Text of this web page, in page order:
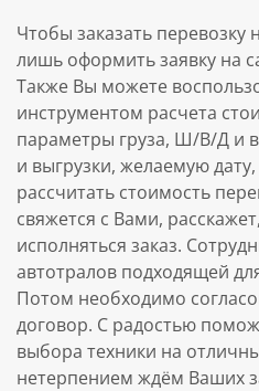
Чтобы заказать перевозку
лишь оформить заявку на
Также Вы можете
инструментом расчета
параметры груза, Ш/В/Д и
и выгрузки, желаемую
рассчитать стоимость
свяжется с Вами,
исполняться заказ.
автотралов подходящей
Потом необходимо
договор. С радостью
выбора техники на
нетерпением ждём Ваших